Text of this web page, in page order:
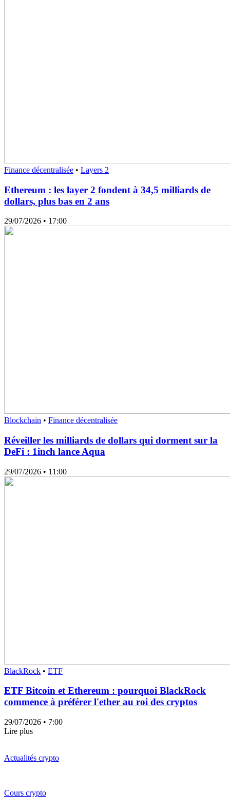
Finance décentralisée • Layers 2
Ethereum : les layer 2 fondent à 34,5 milliards de
dollars, plus bas en 2 ans
29/07/2026 • 17:00
Blockchain • Finance décentralisée
Réveiller les milliards de dollars qui dorment sur la
DeFi : 1inch lance Aqua
29/07/2026 • 11:00
BlackRock • ETF
ETF Bitcoin et Ethereum : pourquoi BlackRock
commence à préférer l'ether au roi des cryptos
29/07/2026 • 7:00
Lire plus
Actualités crypto
Cours crypto